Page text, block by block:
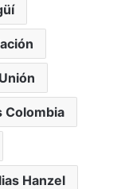
Colombia
Hanzel